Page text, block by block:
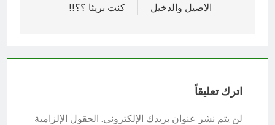
الاصيل والدخيل
كنت بريئا ؟؟!!
اترك تعليقاً
لن يتم نشر عنوان بريدك الإلكتروني. الحقول الإلزامية